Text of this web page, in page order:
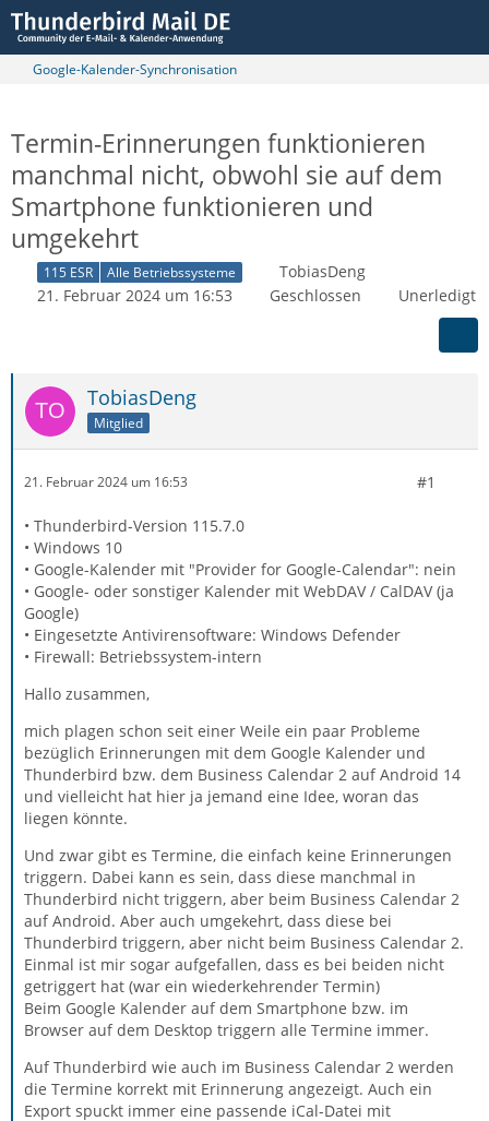
Google-Kalender-Synchronisation
Termin-Erinnerungen funktionieren
manchmal nicht, obwohl sie auf dem
Smartphone funktionieren und
umgekehrt
115 ESR Alle Betriebssysteme
TobiasDeng
21. Februar 2024 um 16:53
Geschlossen Unerledigt
TobiasDeng
Mitglied
21. Februar 2024 um 16:53 #1
• Thunderbird-Version 115.7.0
• Windows 10
• Google-Kalender mit "Provider for Google-Calendar": nein
• Google- oder sonstiger Kalender mit WebDAV / CalDAV (ja
Google)
• Eingesetzte Antivirensoftware: Windows Defender
• Firewall: Betriebssystem-intern
Hallo zusammen,
mich plagen schon seit einer Weile ein paar Probleme
bezüglich Erinnerungen mit dem Google Kalender und
Thunderbird bzw. dem Business Calendar 2 auf Android 14
und vielleicht hat hier ja jemand eine Idee, woran das
liegen könnte.
Und zwar gibt es Termine, die einfach keine Erinnerungen
triggern. Dabei kann es sein, dass diese manchmal in
Thunderbird nicht triggern, aber beim Business Calendar 2
auf Android. Aber auch umgekehrt, dass diese bei
Thunderbird triggern, aber nicht beim Business Calendar 2.
Einmal ist mir sogar aufgefallen, dass es bei beiden nicht
getriggert hat (war ein wiederkehrender Termin)
Beim Google Kalender auf dem Smartphone bzw. im
Browser auf dem Desktop triggern alle Termine immer.
Auf Thunderbird wie auch im Business Calendar 2 werden
die Termine korrekt mit Erinnerung angezeigt. Auch ein
Export spuckt immer eine passende iCal-Datei mit